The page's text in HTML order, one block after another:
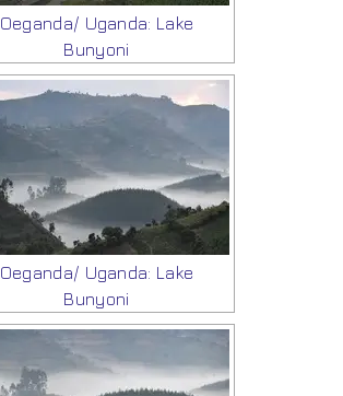
Oeganda/ Uganda: Lake
Bunyoni
Oeganda/ Uganda: Lake
Bunyoni